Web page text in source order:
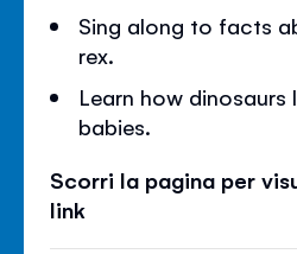
Sing along to facts
rex.
Learn how
babies.
Scorri la pagina per
link